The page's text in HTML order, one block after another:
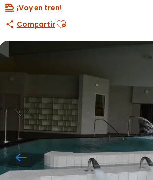
¡Voy en tren!
CompartirAjouter aux favoris